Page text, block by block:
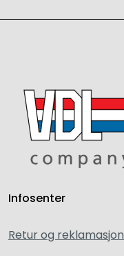
Infosenter
Retur og reklamasjon